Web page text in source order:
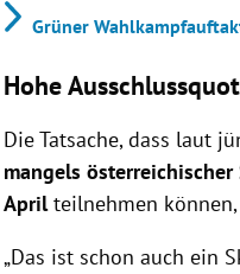
Grüner
Hohe
Die Tatsache, dass laut
mangels
Aprilteilnehmen
„Das ist schon auch ein